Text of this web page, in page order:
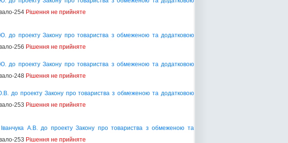
254 Рішення не прийняте
до проекту Закону про товариства з обмеженою та додатковою
256 Рішення не прийняте
до проекту Закону про товариства з обмеженою та додатковою
248 Рішення не прийняте
до проекту Закону про товариства з обмеженою та додатковою
253 Рішення не прийняте
А.В. до проекту Закону про товариства з обмеженою та
253 Рішення не прийняте